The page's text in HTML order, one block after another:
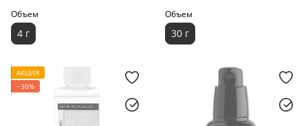
Объем
4 г
Объем
30 г
АКЦИЯ
−30%